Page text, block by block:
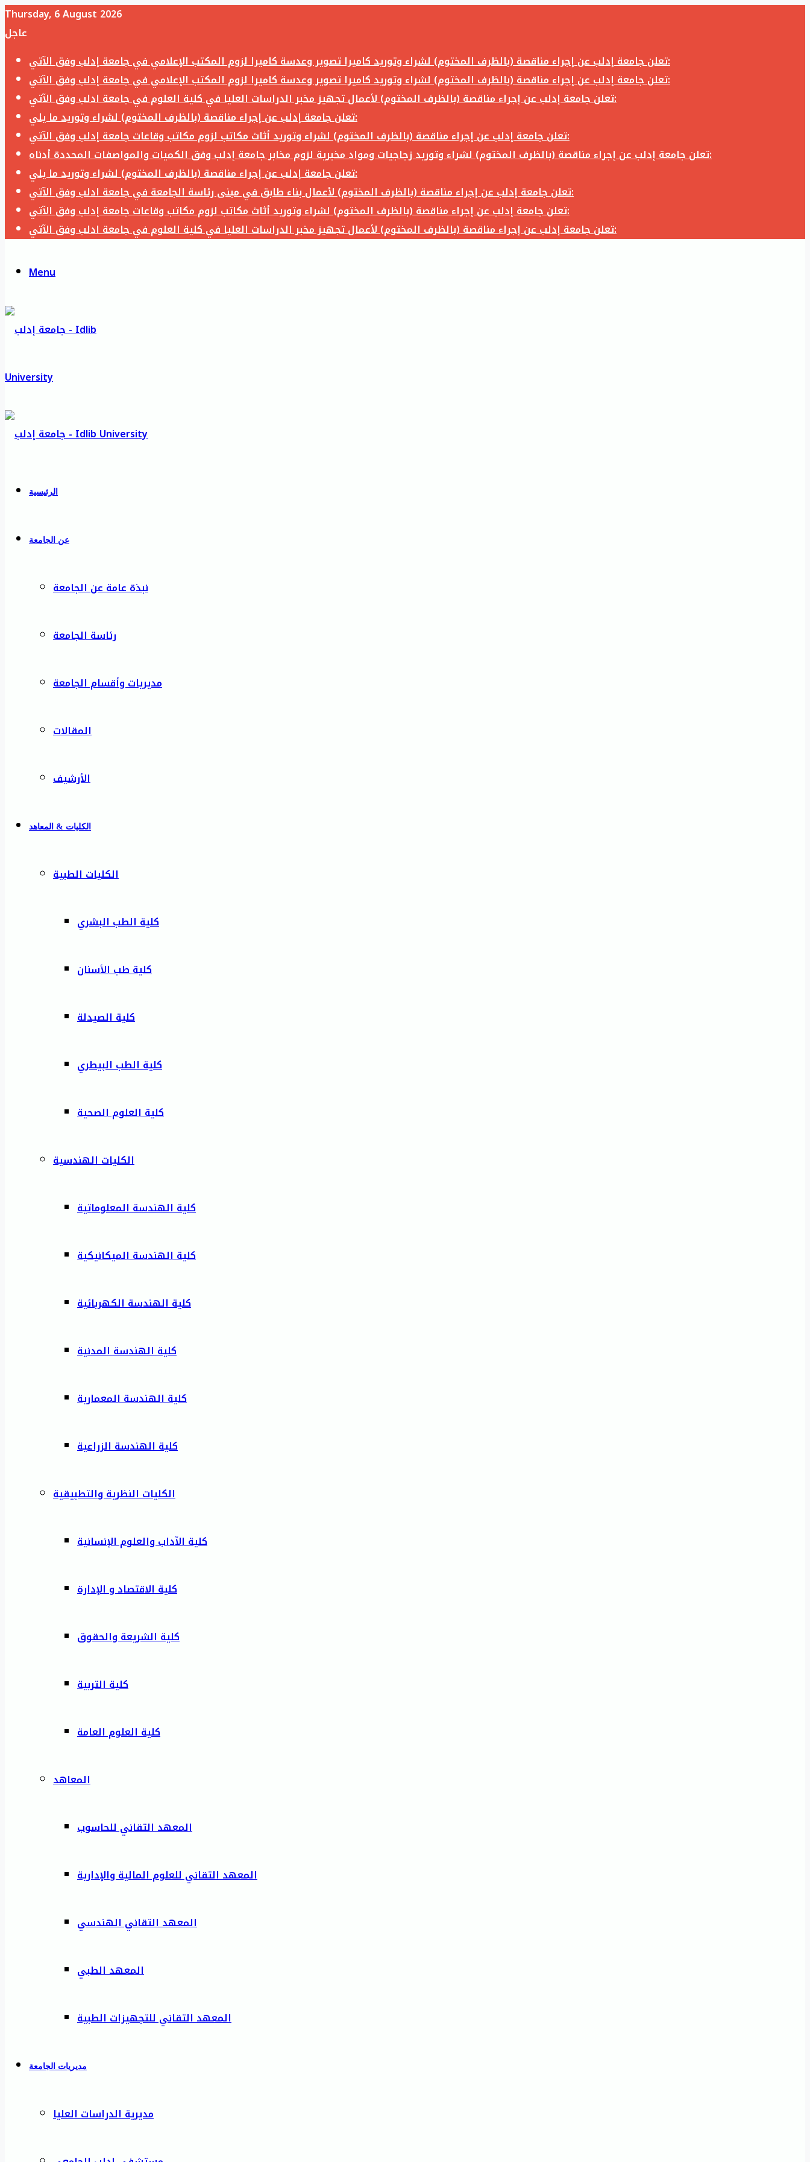
Thursday, 6 August 2026
عاجل
تعلن جامعة إدلب عن إجراء مناقصة (بالظرف المختوم) لشراء وتوريد كاميرا تصوير وعدسة كاميرا لزوم المكتب الإعلامي في جامعة إدلب وفق الآتي:
تعلن جامعة إدلب عن إجراء مناقصة (بالظرف المختوم) لشراء وتوريد كاميرا تصوير وعدسة كاميرا لزوم المكتب الإعلامي في جامعة إدلب وفق الآتي:
تعلن جامعة إدلب عن إجراء مناقصة (بالظرف المختوم) لأعمال تجهيز مخبر الدراسات العليا في كلية العلوم في جامعة ادلب وفق الآتي:
تعلن جامعة إدلب عن إجراء مناقصة (بالظرف المختوم) لشراء وتوريد ما يلي:
تعلن جامعة إدلب عن إجراء مناقصة (بالظرف المختوم) لشراء وتوريد أثاث مكاتب لزوم مكاتب وقاعات جامعة إدلب وفق الآتي:
تعلن جامعة إدلب عن إجراء مناقصة (بالظرف المختوم) لشراء وتوريد زجاجيات ومواد مخبرية لزوم مخابر جامعة إدلب وفق الكميات والمواصفات المحددة أدناه:
تعلن جامعة إدلب عن إجراء مناقصة (بالظرف المختوم) لشراء وتوريد ما يلي:
تعلن جامعة إدلب عن إجراء مناقصة (بالظرف المختوم) لأعمال بناء طابق في مبنى رئاسة الجامعة في جامعة ادلب وفق الآتي:
تعلن جامعة إدلب عن إجراء مناقصة (بالظرف المختوم) لشراء وتوريد أثاث مكاتب لزوم مكاتب وقاعات جامعة إدلب وفق الآتي:
تعلن جامعة إدلب عن إجراء مناقصة (بالظرف المختوم) لأعمال تجهيز مخبر الدراسات العليا في كلية العلوم في جامعة ادلب وفق الآتي:
Menu
الرئيسية
عن الجامعة
نبذة عامة عن الجامعة
رئاسة الجامعة
مديريات وأقسام الجامعة
المقالات
الأرشيف
الكليات & المعاهد
الكليات الطبية
كلية الطب البشري
كلية طب الأسنان
كلية الصيدلة
كلية الطب البيطري
كلية العلوم الصحية
الكليات الهندسية
كلية الهندسة المعلوماتية
كلية الهندسة الميكانيكية
كلية الهندسة الكهربائية
كلية الهندسة المدنية
كلية الهندسة المعمارية
كلية الهندسة الزراعية
الكليات النظرية والتطبيقية
كلية الآداب والعلوم الإنسانية
كلية الاقتصاد و الإدارة
كلية الشريعة والحقوق
كلية التربية
كلية العلوم العامة
المعاهد
المعهد التقاني للحاسوب
المعهد التقاني للعلوم المالية والإدارية
المعهد التقاني الهندسي
المعهد الطبي
المعهد التقاني للتجهيزات الطبية
مديريات الجامعة
مديرية الدراسات العليا